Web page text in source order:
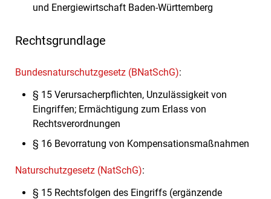
und Energiewirtschaft Baden-Württemberg
Rechtsgrundlage
Bundesnaturschutzgesetz (BNatSchG):
§ 15 Verursacherpflichten, Unzulässigkeit von
Eingriffen; Ermächtigung zum Erlass von
Rechtsverordnungen
§ 16 Bevorratung von Kompensationsmaßnahmen
Naturschutzgesetz (NatSchG):
§ 15 Rechtsfolgen des Eingriffs (ergänzende